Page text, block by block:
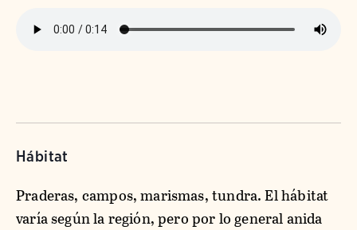
Hábitat
Praderas, campos, marismas, tundra. El hábitat
varía según la región, pero por lo general anida